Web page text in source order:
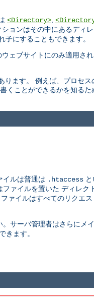
<Directory>
ョンはその中にあるディ
にすることもできます。
ェブサイトにのみ適用さ
ります。 例えば、プロセ
くことができるかを知るた
イルは普通は .htaccess
ァイルを置いた ディレク
ファイルはすべてのリクエ
。サーバ管理者はさらにメ
きます。